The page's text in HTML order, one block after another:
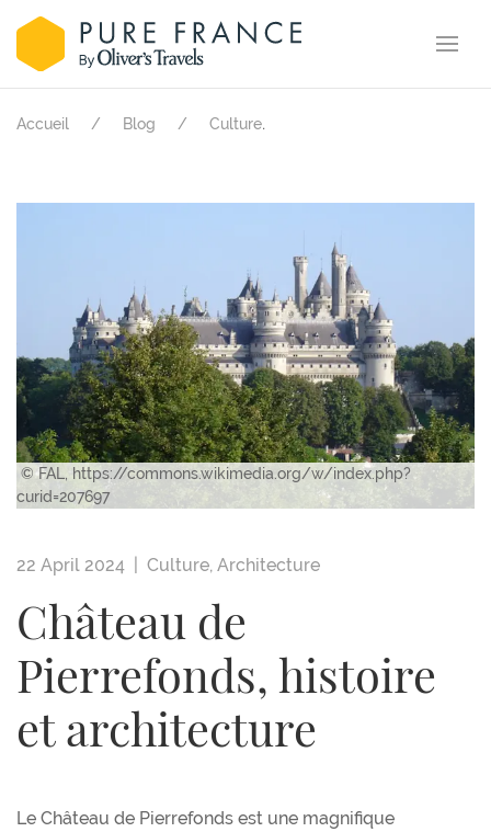
Accueil Blog Culture.
© FAL, https://commons.wikimedia.org/w/index.php?
curid=207697
22 April 2024 | Culture, Architecture
Château de
Pierrefonds, histoire
et architecture
Le Château de Pierrefonds est une magnifique